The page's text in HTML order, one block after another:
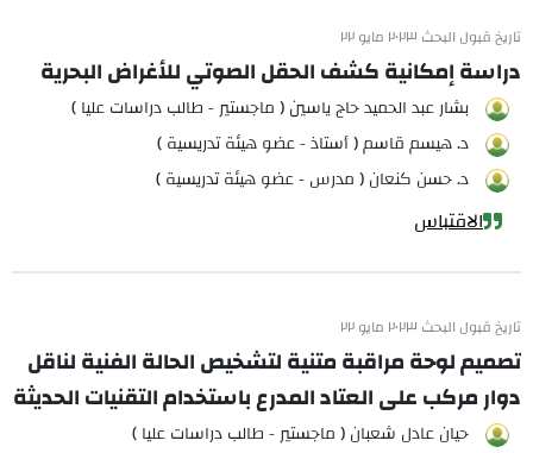
تاريخ قبول البحث ٢٠٢٣ مايو ٢٢
دراسة إمكانية كشف الحقل الصوتي للأغراض البحرية
بشار عبد الحميد حاج ياسين ( ماجستير - طالب دراسات عليا )
د. هيسم قاسم ( أستاذ - عضو هيئة تدريسية )
د. حسن كنعان ( مدرس - عضو هيئة تدريسية )
الاقتباس
تاريخ قبول البحث ٢٠٢٣ مايو ٢٢
تصميم لوحة مراقبة متنية لتشخيص الحالة الفنية لناقل
دوار مركب على العتاد المدرع باستخدام التقنيات الحديثة
حيان عادل شعبان ( ماجستير - طالب دراسات عليا )